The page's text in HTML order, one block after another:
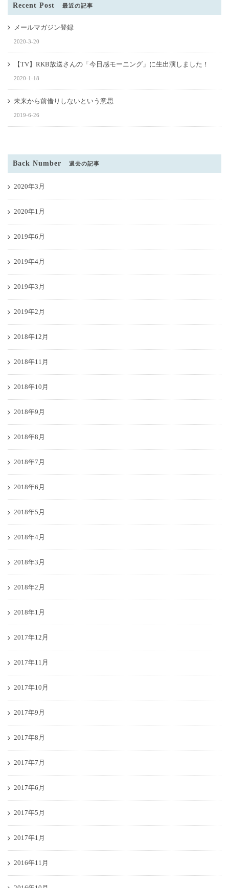
Recent Post 最近の記事
メールマガジン登録
2020-3-20
【TV】RKB放送さんの「今日感モーニング」に生出演しました！
2020-1-18
未来から前借りしないという意思
2019-6-26
Back Number 過去の記事
2020年3月
2020年1月
2019年6月
2019年4月
2019年3月
2019年2月
2018年12月
2018年11月
2018年10月
2018年9月
2018年8月
2018年7月
2018年6月
2018年5月
2018年4月
2018年3月
2018年2月
2018年1月
2017年12月
2017年11月
2017年10月
2017年9月
2017年8月
2017年7月
2017年6月
2017年5月
2017年1月
2016年11月